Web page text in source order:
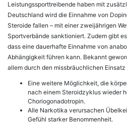
Leistungssporttreibende haben mit
Deutschland wird die Einnahme von
Steroide fallen – mit einer zweijährigen
Sportverbände sanktioniert. Zudem gibt
dass eine dauerhafte Einnahme von
Abhängigkeit führen kann. Bekannt
allem durch den missbräuchlichen
Eine weitere Möglichkeit, die
nach einem Steroidzyklus wieder
Choriogonadotropin.
Alle Narkotika verursachen
Gefühl starker Benommenheit.